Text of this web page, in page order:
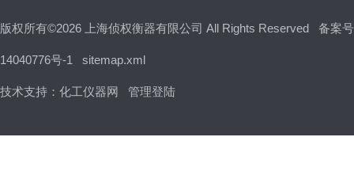
版权所有©2026 上海侦权衡器有限公司 All Rights Reserved 备案
14040776号-1 sitemap.xml
技术支持： 化工仪器网 管理登陆